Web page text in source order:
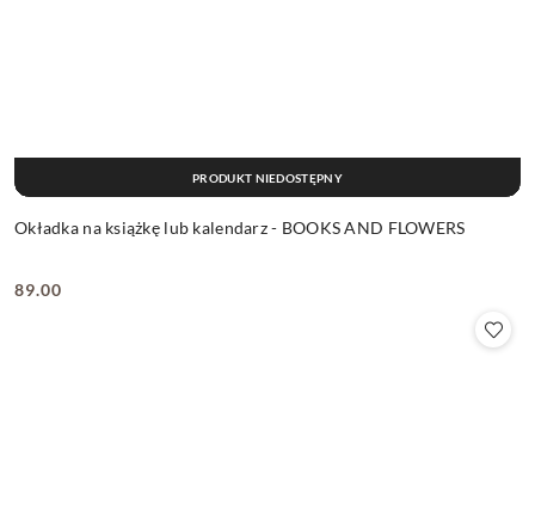
Okładka na książkę lub kalendarz - BOOKS AND FLOWERS
Cena:
89.00
PRODUKT NIEDOSTĘPNY